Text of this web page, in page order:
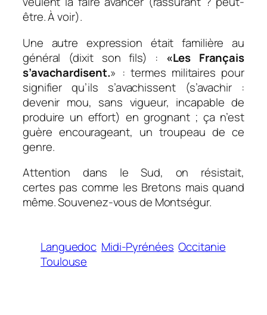
être. À voir).
Une autre expression était familière au
général (dixit son fils) : «Les Français
s’avachardisent.» : termes militaires pour
signifier qu’ils s’avachissent (s’avachir :
devenir mou, sans vigueur, incapable de
produire un effort) en grognant ; ça n’est
guère encourageant, un troupeau de ce
genre.
Attention dans le Sud, on résistait,
certes pas comme les Bretons mais quand
même. Souvenez-vous de Montségur.
Languedoc Midi-Pyrénées Occitanie
Toulouse